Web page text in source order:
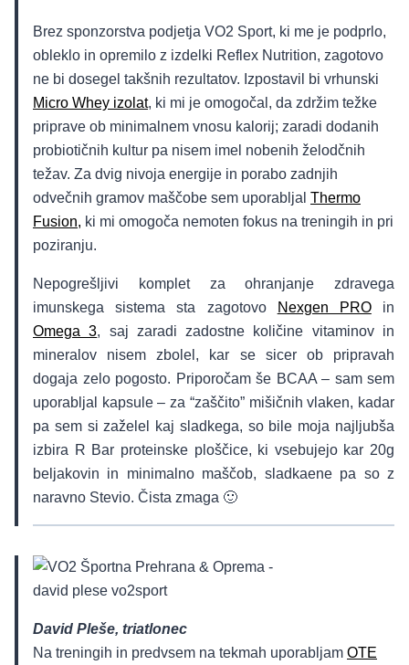
Brez sponzorstva podjetja VO2 Sport, ki me je podprlo,
obleklo in opremilo z izdelki Reflex Nutrition, zagotovo
ne bi dosegel takšnih rezultatov. Izpostavil bi vrhunski
Micro Whey izolat, ki mi je omogočal, da zdržim težke
priprave ob minimalnem vnosu kalorij; zaradi dodanih
probiotičnih kultur pa nisem imel nobenih želodčnih
težav. Za dvig nivoja energije in porabo zadnjih
odvečnih gramov maščobe sem uporabljal Thermo
Fusion, ki mi omogoča nemoten fokus na treningih in pri
poziranju.
Nepogrešljivi komplet za ohranjanje zdravega
imunskega sistema sta zagotovo
Nexgen PROin
Omega 3, saj zaradi zadostne količine vitaminov in
mineralov nisem zbolel, kar se sicer ob pripravah
dogaja zelo pogosto. Priporočam še BCAA – sam sem
uporabljal kapsule – za “zaščito” mišičnih vlaken, kadar
pa sem si zaželel kaj sladkega, so bile moja najljubša
izbira R Bar proteinske ploščice, ki vsebujejo kar 20g
beljakovin in minimalno maščob, sladkaene pa so z
naravno Stevio. Čista zmaga 🙂
David Pleše, triatlonec
Na treningih in predvsem na tekmah uporabljam OTE